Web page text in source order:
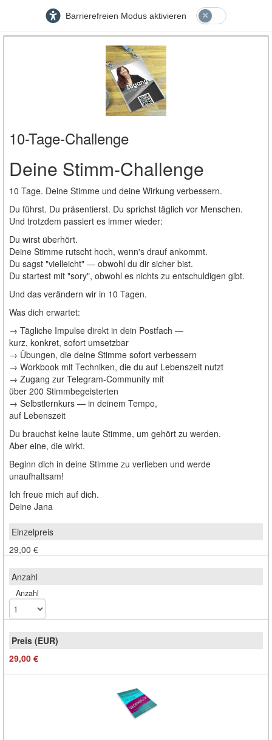
Barrierefreien Modus aktivieren
10-Tage-Challenge
Deine Stimm-Challenge
10 Tage. Deine Stimme und deine Wirkung verbessern.
Du führst. Du präsentierst. Du sprichst täglich vor Menschen.
Und trotzdem passiert es immer wieder:
Du wirst überhört.
Deine Stimme rutscht hoch, wenn's drauf ankommt.
Du sagst "vielleicht" — obwohl du dir sicher bist.
Du startest mit "sory", obwohl es nichts zu entschuldigen gibt.
Und das verändern wir in 10 Tagen.
Was dich erwartet:
→ Tägliche Impulse direkt in dein Postfach —
kurz, konkret, sofort umsetzbar
→ Übungen, die deine Stimme sofort verbessern
→ Workbook mit Techniken, die du auf Lebenszeit nutzt
→ Zugang zur Telegram-Community mit
über 200 Stimmbegeisterten
→ Selbstlernkurs — in deinem Tempo,
auf Lebenszeit
Du brauchst keine laute Stimme, um gehört zu werden.
Aber eine, die wirkt.
Beginn dich in deine Stimme zu verlieben und werde
unaufhaltsam!
Ich freue mich auf dich.
Deine Jana
29,00 €
Anzahl
29,00 €